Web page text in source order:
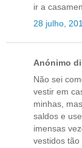
ir a
28 julho,
Anónimo
Não sei
vestir em
minhas,
saldos e
imensas
vestidos